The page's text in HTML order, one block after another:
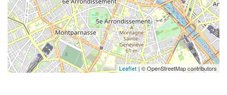
Leaflet| © OpenStreetMap contributors